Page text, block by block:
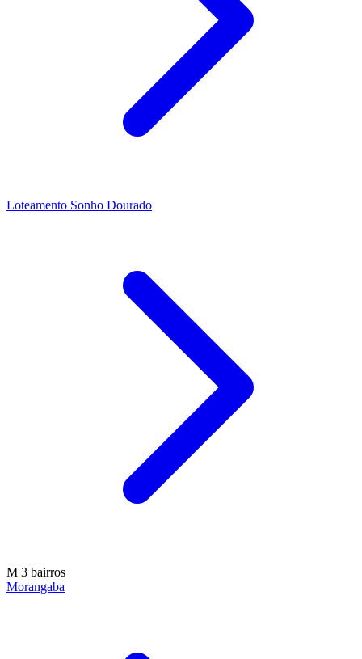
Loteamento Sonho Dourado
M 3 bairros
Morangaba